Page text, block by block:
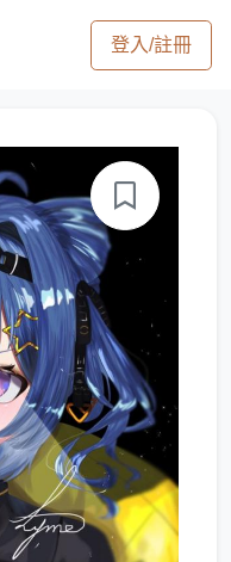
登入/註冊